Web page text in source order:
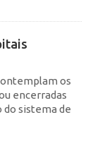
os
encerradas
do sistema de